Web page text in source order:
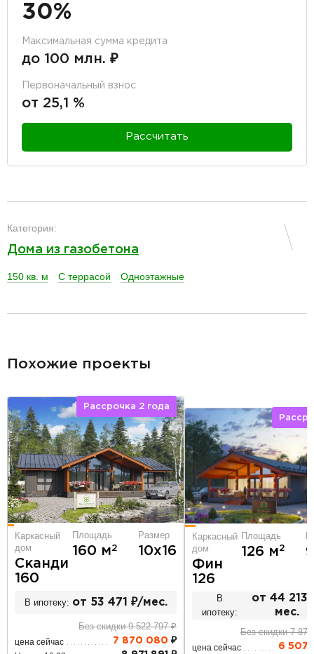
30%
Максимальная сумма кредита
до 100 млн. ₽
Первоначальный взнос
от 25,1 %
Рассчитать
Категория:
Дома из газобетона
150 кв. м С террасой Одноэтажные
Похожие проекты
Рассрочка 2 года
Каркасный
дом
Сканди
160
Площадь
160 м2
Размер
10х16
В ипотеку: от 53 471 ₽/мес.
Без скидки 9 522 797 ₽
цена сейчас 7 870 080 ₽
Каркасный
дом
Фин
126
Площадь
126 м2
В
ипотеку:
от 44 213
мес.
Без скидки 7
цена сейчас 6 507